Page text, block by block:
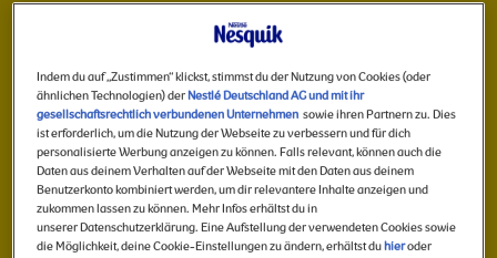
BACKEN
MIT
NESQUIK®
KAKAOHALTIGES
GETRÄNKEPULVER –
IDEAL ZUM BACKEN
MIT DER FAMILIE
Indem du auf „Zustimmen“ klickst, stimmst du der Nutzung von Cookies (oder
ähnlichen Technologien) der Nestlé Deutschland AG und mit ihr
gesellschaftsrechtlich verbundenen Unternehmen sowie ihren Partnern zu. Dies
ist erforderlich, um die Nutzung der Webseite zu verbessern und für dich
personalisierte Werbung anzeigen zu können. Falls relevant, können auch die
Daten aus deinem Verhalten auf der Webseite mit den Daten aus deinem
Benutzerkonto kombiniert werden, um dir relevantere Inhalte anzeigen und
zukommen lassen zu können. Mehr Infos erhältst du in
unserer Datenschutzerklärung. Eine Aufstellung der verwendeten Cookies sowie
die Möglichkeit, deine Cookie-Einstellungen zu ändern, erhältst duhieroder